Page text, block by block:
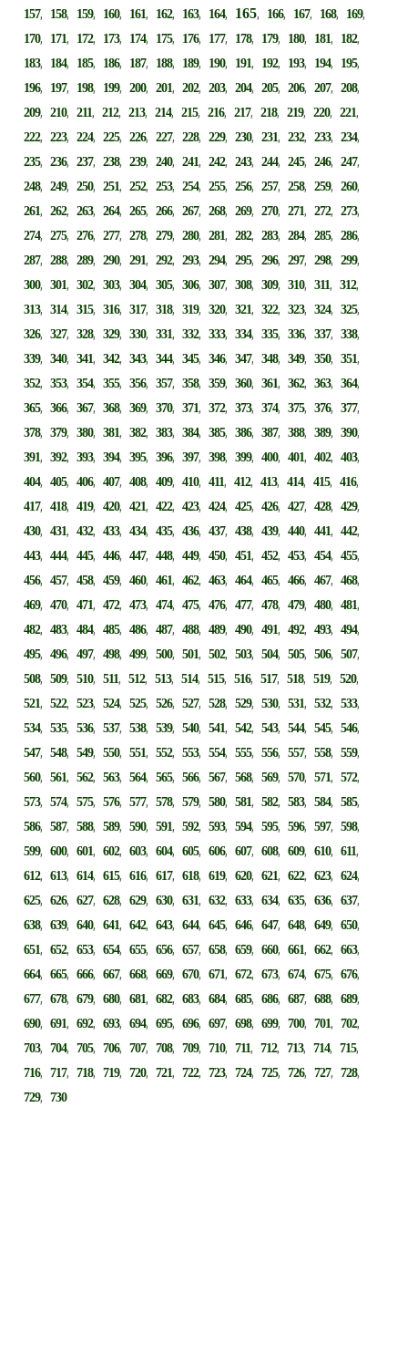
157, 158, 159, 160, 161, 162, 163, 164, 165, 166, 167, 168, 169,
170, 171, 172, 173, 174, 175, 176, 177, 178, 179, 180, 181, 182,
183, 184, 185, 186, 187, 188, 189, 190, 191, 192, 193, 194, 195,
196, 197, 198, 199,200,201,202,203,204,205,206,207,208,
209,210,211,212,213,214,215,216,217,218,219,220,221,
222,223,224,225,226,227,228,229,230,231,232,233,234,
235,236,237,238,239,240,241,242,243,244,245,246,247,
248,249,250,251,252,253,254,255,256,257,258,259,260,
261,262,263,264,265,266,267,268,269,270,271,272,273,
274,275,276,277,278,279,280,281,282,283,284,285,286,
287,288,289,290,291,292,293,294,295,296,297,298,299,
300,301,302,303,304,305,306,307,308,309,310,311,312,
313,314,315,316,317,318,319,320,321,322,323,324,325,
326,327,328,329,330,331,332,333,334,335,336,337,338,
339,340,341,342,343,344,345,346,347,348,349,350,351,
352,353,354,355,356,357,358,359,360,361,362,363,364,
365,366,367,368,369,370,371,372,373,374,375,376,377,
378,379,380,381,382,383,384,385,386,387,388,389,390,
391,392,393,394,395,396,397,398,399,400,401,402,403,
404,405,406,407,408,409,410,411,412,413,414,415,416,
417,418,419,420,421,422,423,424,425,426,427,428,429,
430,431,432,433,434,435,436,437,438,439,440,441,442,
443,444,445,446,447,448,449,450,451,452,453,454,455,
456,457,458,459,460,461,462,463,464,465,466,467,468,
469,470,471,472,473,474,475,476,477,478,479,480,481,
482,483,484,485,486,487,488,489,490,491,492,493,494,
495,496,497,498,499,500,501,502,503,504,505,506,507,
508,509,510,511,512,513,514,515,516,517,518,519,520,
521,522,523,524,525,526,527,528,529,530,531,532,533,
534,535,536,537,538,539,540,541,542,543,544,545,546,
547,548,549,550,551,552,553,554,555,556,557,558,559,
560,561,562,563,564,565,566,567,568,569,570,571,572,
573,574,575,576,577,578,579,580,581,582,583,584,585,
586,587,588,589,590,591,592,593,594,595,596,597,598,
599,600,601,602,603,604,605,606,607,608,609,610,611,
612,613,614,615,616,617,618,619,620,621,622,623,624,
625,626,627,628,629,630,631,632,633,634,635,636,637,
638,639,640,641,642,643,644,645,646,647,648,649,650,
651,652,653,654,655,656,657,658,659,660,661,662,663,
664,665,666,667,668,669,670,671,672,673,674,675,676,
677,678,679,680,681,682,683,684,685,686,687,688,689,
690,691,692,693,694,695,696,697,698,699,700,701,702,
703,704,705,706,707,708,709,710,711,712,713,714,715,
716,717,718,719,720,721,722,723,724,725,726,727,728,
729,730